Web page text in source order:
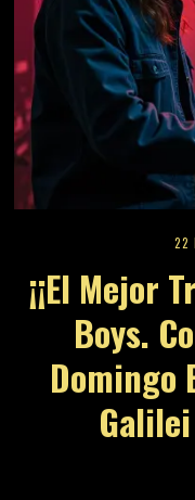
22
¡¡El Mejor
Boys.
Domingo